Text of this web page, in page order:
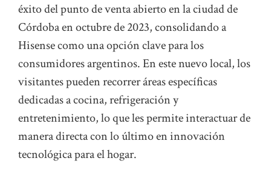
éxito del punto de venta abierto en la ciudad de
Córdoba en octubre de 2023, consolidando a
Hisense como una opción clave para los
consumidores argentinos. En este nuevo local, los
visitantes pueden recorrer áreas específicas
dedicadas a cocina, refrigeración y
entretenimiento, lo que les permite interactuar de
manera directa con lo último en innovación
tecnológica para el hogar.